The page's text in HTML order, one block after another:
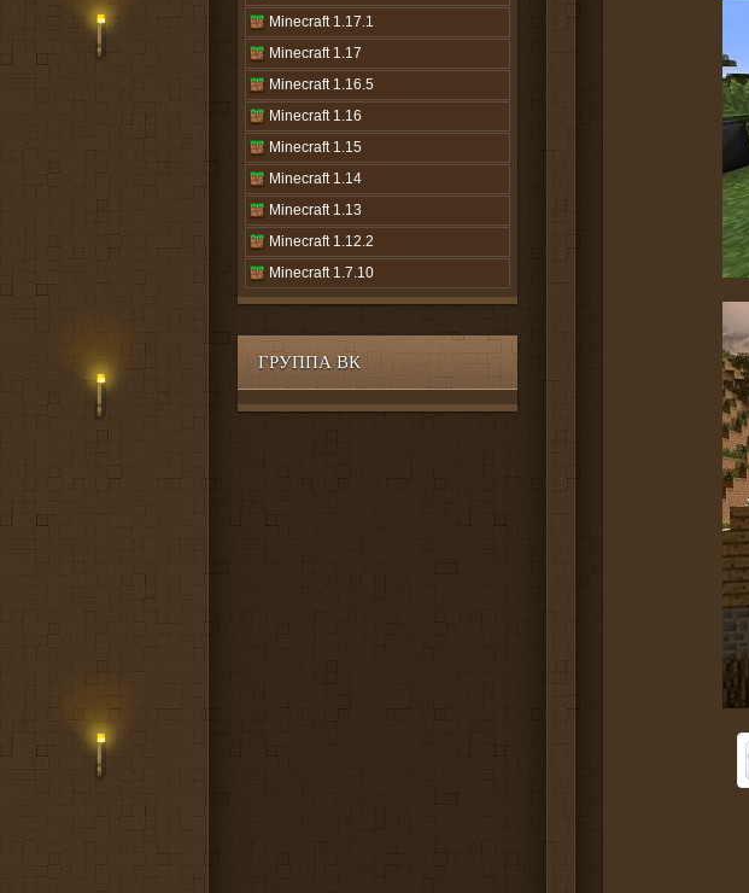
Minecraft 1.17.1
Minecraft 1.17
Minecraft 1.16.5
Minecraft 1.16
Minecraft 1.15
Minecraft 1.14
Minecraft 1.13
Minecraft 1.12.2
Minecraft 1.7.10
ГРУППА ВК